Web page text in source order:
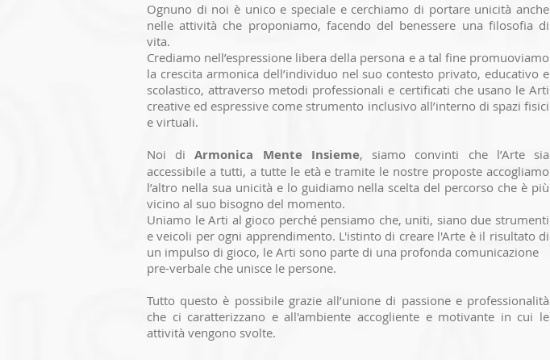
Ognuno di noi è unico e speciale e cerchiamo di portare unicità anche
nelle attività che proponiamo, facendo del benessere una filosofia di
vita.
Crediamo nell’espressione libera della persona e a tal fine promuoviamo
la crescita armonica dell’individuo nel suo contesto privato, educativo e
scolastico, attraverso metodi professionali e certificati che usano le Arti
creative ed espressive come strumento inclusivo all’interno di spazi fisici
e virtuali.
Noi diArmonica Mente Insieme, siamo convinti che l’Arte sia
accessibile a tutti, a tutte le età e tramite le nostre proposte accogliamo
l’altro nella sua unicità e lo guidiamo nella scelta del percorso che è più
vicino al suo bisogno del momento.
Uniamo le Arti al gioco perché pensiamo che, uniti, siano due strumenti
e veicoli per ogni apprendimento. L'istinto di creare l'Arte è il risultato di
un impulso di gioco, le Arti sono parte di una profonda comunicazione
pre-verbale che unisce le persone.
Tutto questo è possibile grazie all’unione di passione e professionalità
che ci caratterizzano e all'ambiente accogliente e motivante in cui le
attività vengono svolte.